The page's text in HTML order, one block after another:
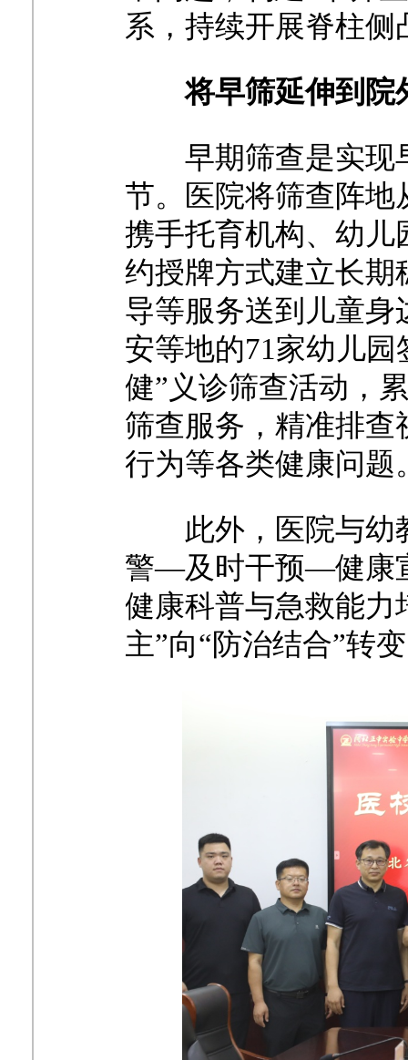
系，持续开展脊柱
将早筛延伸到院
早期筛查是实现
节。医院将筛查阵
携手托育机构、幼儿
约授牌方式建立长
导等服务送到儿童
安等地的71家幼儿
健”义诊筛查活动，
筛查服务，精准排
行为等各类健康问题
此外，医院与幼
警—及时干预—健康
健康科普与急救能力
主”向“防治结合”转